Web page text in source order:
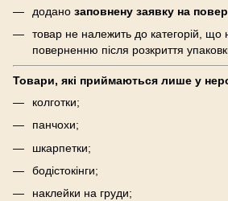
додано заповнену заявку на
товар не належить до категорій, що
поверненню після розкриття
Товари, які приймаються лише у
колготки;
панчохи;
шкарпетки;
бодістокінги;
наклейки на груди;